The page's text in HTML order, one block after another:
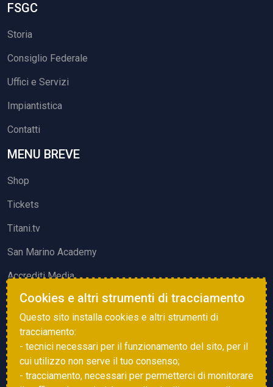
FSGC
Storia
Consiglio Federale
Uffici e Servizi
Impiantistica
Contatti
MENU BREVE
Shop
Tickets
Titani.tv
San Marino Academy
Accrediti Media
ATTIVITÀ ED EVENTI
Squadre di Calcio
Associazione Sammarinese Arbitri
Vota gol e parata
Cookies e altri strumenti di tracciamento
Questo sito installa cookies e altri strumenti di
tracciamento:
- tecnici necessari per il funzionamento del sito, per il
cui utilizzo non serve il tuo consenso;
- tracciamento, necessari per permetterci di monitorare